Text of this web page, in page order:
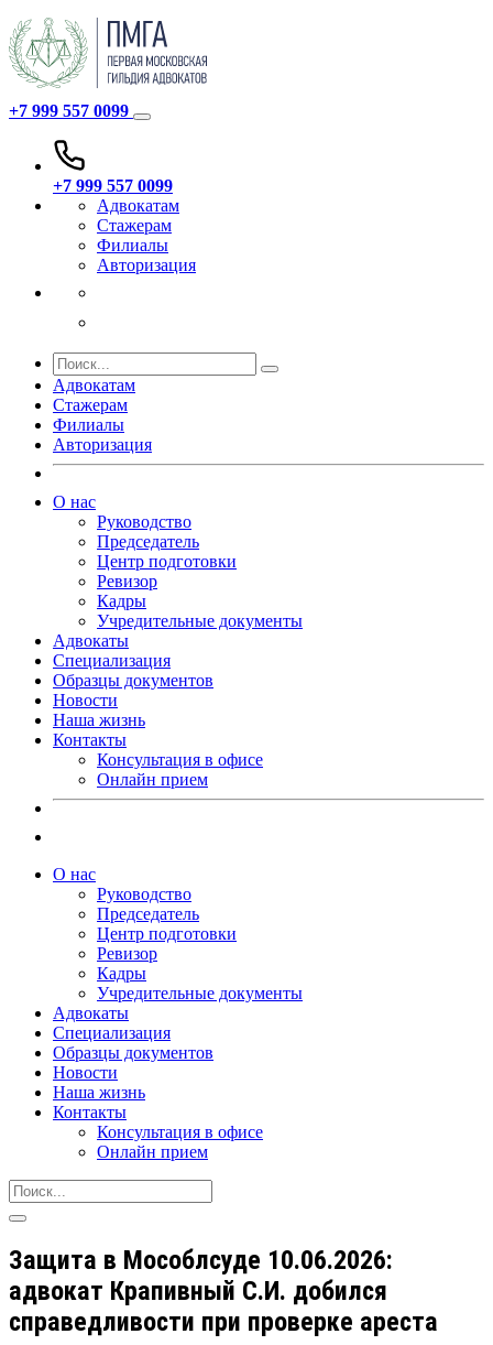
+7 999 557 0099
+7 999 557 0099
Адвокатам
Стажерам
Филиалы
Авторизация
Адвокатам
Стажерам
Филиалы
Авторизация
О нас
Руководство
Председатель
Центр подготовки
Ревизор
Кадры
Учредительные документы
Адвокаты
Специализация
Образцы документов
Новости
Наша жизнь
Контакты
Консультация в офисе
Онлайн прием
О нас
Руководство
Председатель
Центр подготовки
Ревизор
Кадры
Учредительные документы
Адвокаты
Специализация
Образцы документов
Новости
Наша жизнь
Контакты
Консультация в офисе
Онлайн прием
Защита в Мособлсуде 10.06.2026:
адвокат Крапивный С.И. добился
справедливости при проверке ареста